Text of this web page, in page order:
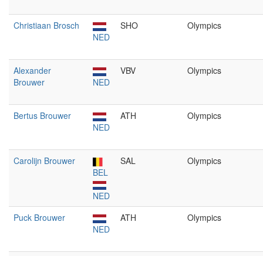
Christiaan Brosch
NED
SHO Olympics
Alexander
Brouwer
NED
VBV Olympics
Bertus Brouwer
NED
ATH Olympics
Carolijn Brouwer
BEL
NED
SAL Olympics
Puck Brouwer
NED
ATH Olympics